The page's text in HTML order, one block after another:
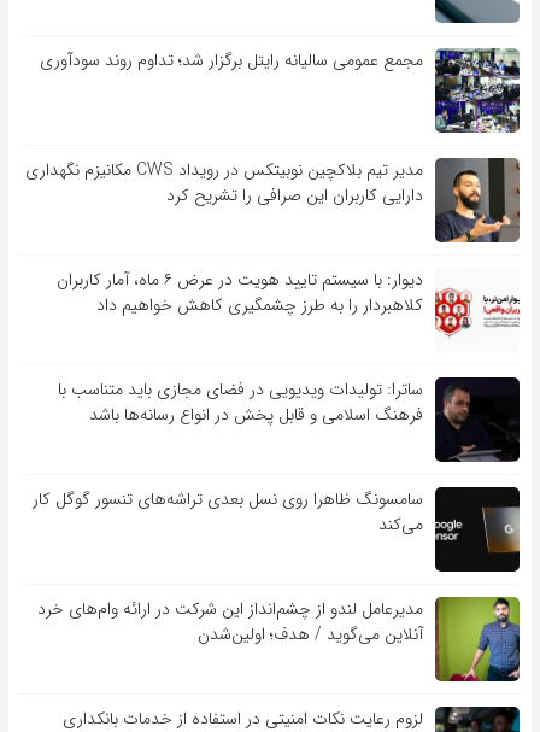
مجمع عمومی سالیانه رایتل برگزار شد؛ تداوم روند سودآوری
مدیر تیم بلاکچین نوبیتکس در رویداد CWS مکانیزم نگهداری
دارایی کاربران این صرافی را تشریح کرد
دیوار: با سیستم تایید هویت در عرض ۶ ماه، آمار کاربران
کلاهبردار را به طرز چشمگیری کاهش خواهیم داد
ساترا: تولیدات ویدیویی در فضای مجازی باید متناسب با
فرهنگ اسلامی و قابل پخش در انواع رسانه‌ها باشد
سامسونگ ظاهرا روی نسل بعدی تراشه‌های تنسور گوگل کار
می‌کند
مدیرعامل لندو از چشم‌انداز این شرکت در ارائه وام‌های خرد
آنلاین می‌گوید / هدف؛ اولین‌شدن
لزوم رعایت نکات امنیتی در استفاده از خدمات بانکداری